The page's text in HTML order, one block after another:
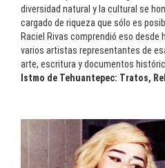
diversidad natural y la cultural se
cargado de riqueza que sólo es
Raciel Rivas comprendió eso
varios artistas representantes de
arte, escritura y documentos
Istmo de Tehuantepec: Tratos,